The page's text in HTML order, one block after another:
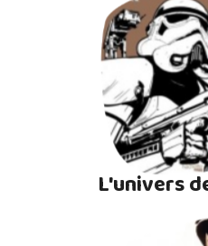
L'univers